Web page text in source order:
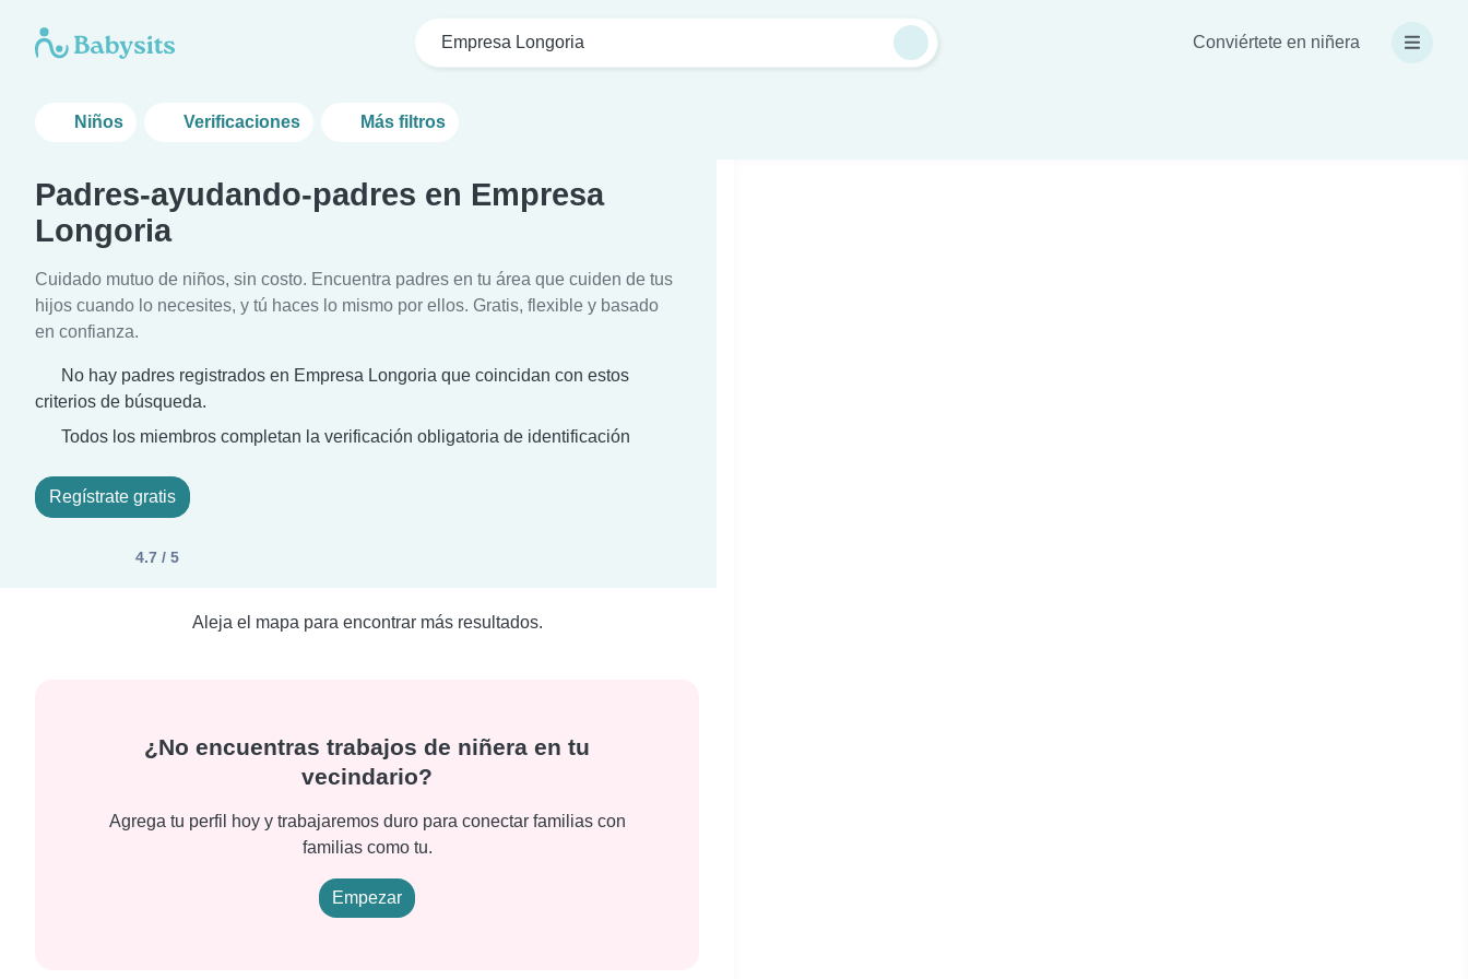
Empresa Longoria Conviértete en niñera
Niños Verificaciones Más filtros
Padres-ayudando-padres en Empresa
Longoria
Cuidado mutuo de niños, sin costo. Encuentra padres en tu área que cuiden de tus
hijos cuando lo necesites, y tú haces lo mismo por ellos. Gratis, flexible y basado
en confianza.
No hay padres registrados en Empresa Longoria que coincidan con estos
criterios de búsqueda.
Todos los miembros completan la verificación obligatoria de identificación
Regístrate gratis
4.7 / 5
Aleja el mapa para encontrar más resultados.
¿No encuentras trabajos de niñera en tu
vecindario?
Agrega tu perfil hoy y trabajaremos duro para conectar familias con
familias como tu.
Empezar